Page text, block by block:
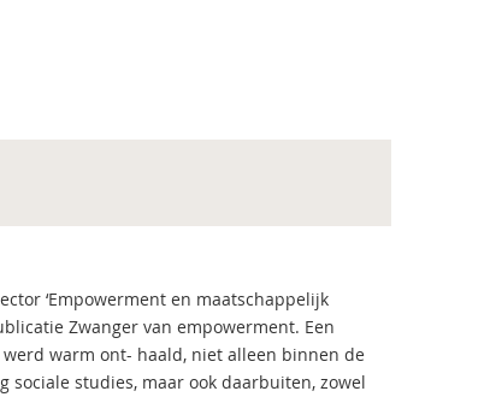
‘Empowerment en maatschappelijk
Zwanger van empowerment. Een
warm ont- haald, niet alleen binnen de
sociale studies, maar ook daarbuiten, zowel